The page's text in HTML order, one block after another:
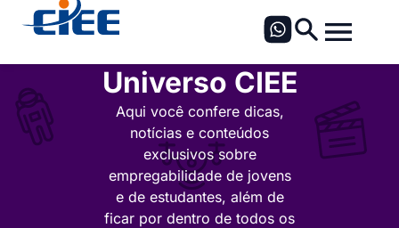
Universo CIEE
Aqui você confere dicas,
notícias e conteúdos
exclusivos sobre
empregabilidade de jovens
e de estudantes, além de
ficar por dentro de todos os